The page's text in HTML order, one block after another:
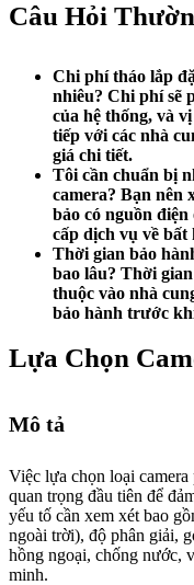
Câu Hỏi
Chi phí tháo lắp
nhiêu? Chi phí sẽ
của hệ thống, và
tiếp với các nhà
giá chi tiết.
Tôi cần chuẩn bị
camera? Bạn nên
bảo có nguồn
cấp dịch vụ về bất
Thời gian bảo
bao lâu? Thời
thuộc vào nhà
bảo hành trước
Lựa Chọn
Mô tả
Việc lựa chọn loại
quan trọng đầu tiên để
yếu tố cần xem xét bao
ngoài trời), độ phân giải,
hồng ngoại, chống nước,
minh.